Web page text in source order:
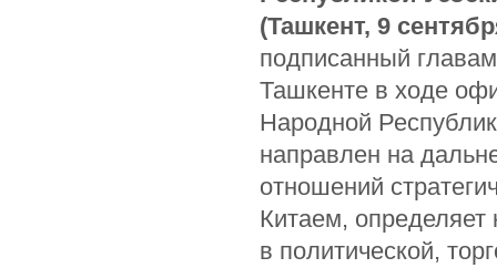
(Ташкент, 9
подписанный
Ташкенте в ходе
Народной
направлен на
отношений
Китаем, определяет
в политической,